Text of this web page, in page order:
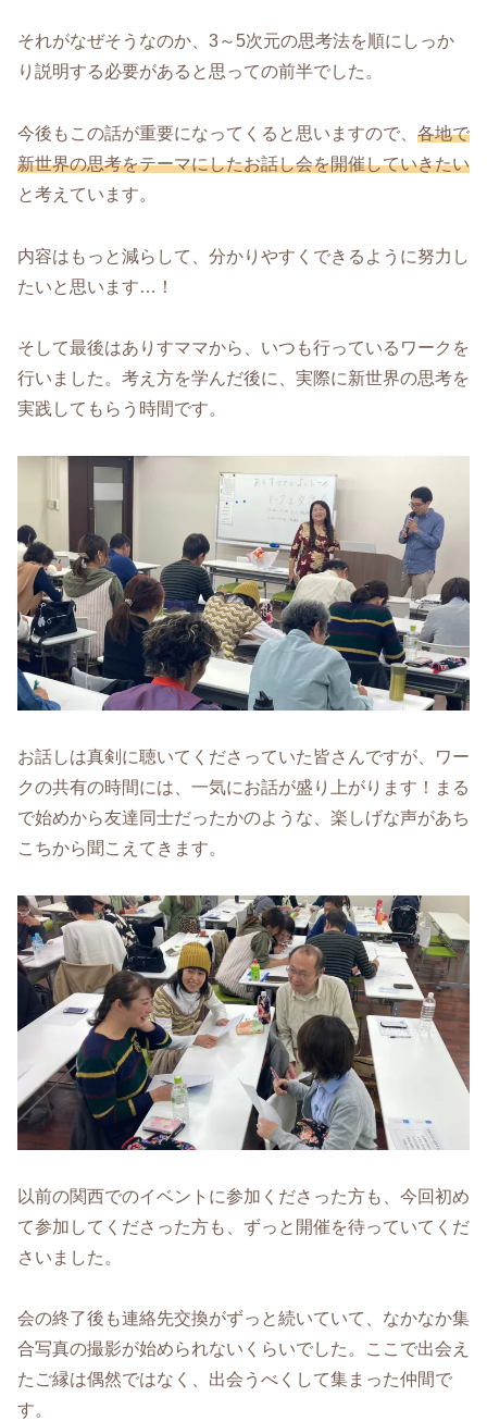
それがなぜそうなのか、3～5次元の思考法を順にしっか
り説明する必要があると思っての前半でした。
今後もこの話が重要になってくると思いますので、 各地で
新世界の思考をテーマにしたお話し会を開催していきたい
と考えています。
内容はもっと減らして、分かりやすくできるように努力し
たいと思います…！
そして最後はありすママから、いつも行っているワークを
行いました。考え方を学んだ後に、実際に新世界の思考を
実践してもらう時間です。
お話しは真剣に聴いてくださっていた皆さんですが、ワー
クの共有の時間には、一気にお話が盛り上がります！まる
で始めから友達同士だったかのような、楽しげな声があち
こちから聞こえてきます。
以前の関西でのイベントに参加くださった方も、今回初め
て参加してくださった方も、ずっと開催を待っていてくだ
さいました。
会の終了後も連絡先交換がずっと続いていて、なかなか集
合写真の撮影が始められないくらいでした。ここで出会え
たご縁は偶然ではなく、出会うべくして集まった仲間で
す。